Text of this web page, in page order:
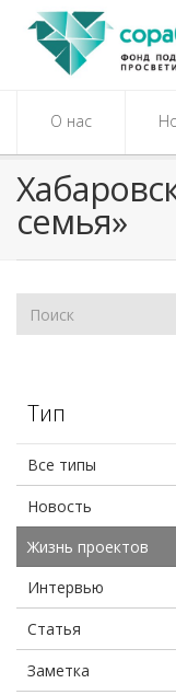
О нас
семья»
Тип
Все типы
Новость
Жизнь проектов
Интервью
Статья
Заметка